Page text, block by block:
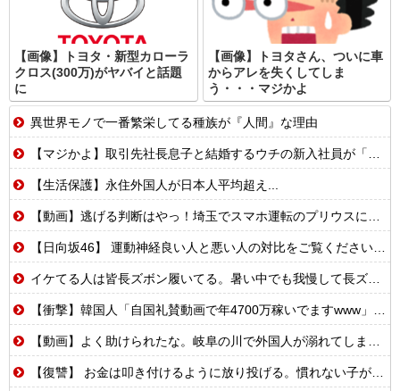
【画像】トヨタ・新型カローラ
クロス(300万)がヤバイと話題
に
【画像】トヨタさん、ついに車
からアレを失くしてしま
う・・・マジかよ
異世界モノで一番繁栄してる種族が『人間』な理由
【マジかよ】取引先社長息子と結婚するウチの新入社員が「結婚も契約も中止になりました…」→俺「こっちもグループ全社の取引中止しよう」
【生活保護】永住外国人が日本人平均超え...
【動画】逃げる判断はやっ！埼玉でスマホ運転のプリウスに当て逃げされる車載。
【日向坂46】 運動神経良い人と悪い人の対比をご覧ください…
イケてる人は皆長ズボン履いてる。暑い中でも我慢して長ズボン履いてる。半ズボンはモテ無い。厳しいって
【衝撃】韓国人「自国礼賛動画で年4700万稼いでますwww」→海外の反応ch運営の秘密…
【動画】よく助けられたな。岐阜の川で外国人が溺れてしまう事故。
【復讐】 お金は叩き付けるように放り投げる。慣れない子がレジ打つと舌打ちしておっせーなと言う。